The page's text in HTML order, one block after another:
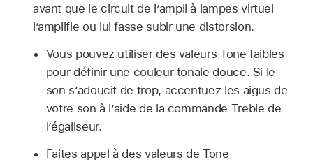
avant que le circuit de l’ampli à lampes virtuel
l’amplifie ou lui fasse subir une distorsion.
Vous pouvez utiliser des valeurs Tone faibles
pour définir une couleur tonale douce. Si le
son s’adoucit de trop, accentuez les aigus de
votre son à l’aide de la commande Treble de
l’égaliseur.
Faites appel à des valeurs de Tone